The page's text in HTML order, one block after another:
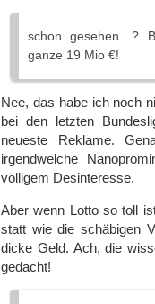
schon gesehen…?
ganze 19 Mio €!
Nee, das habe ich noch
bei den letzten
neueste Reklame.
irgendwelche
völligem Desinteresse.
Aber wenn Lotto so toll
statt wie die schäbigen
dicke Geld. Ach, die
gedacht!